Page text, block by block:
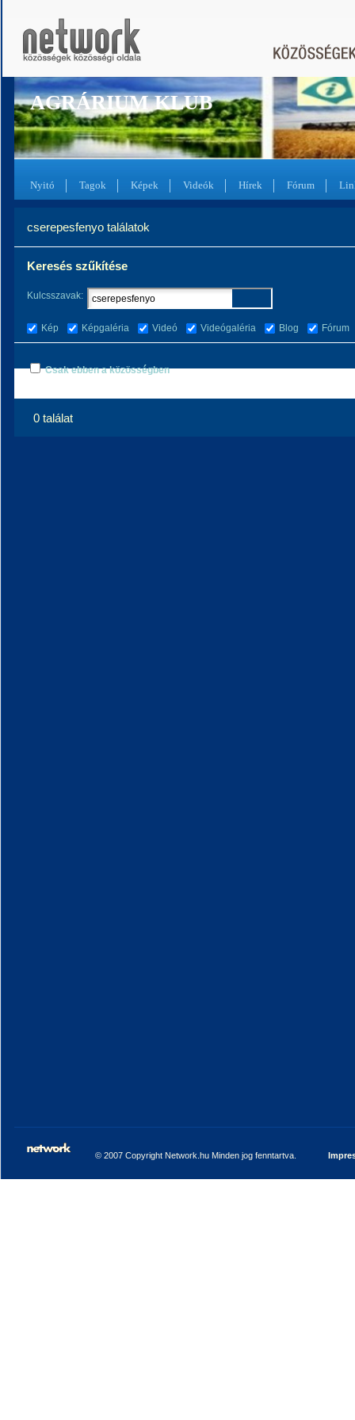
AGRÁRIUM KLUB
Nyitó Tagok Képek Videók Hírek Fórum
cserepesfenyo találatok
Keresés szűkítése
Kulcsszavak:
Kép Képgaléria Videó Videógaléria Blog Fórum
Csak ebben a közösségben
0 találat
© 2007 Copyright Network.hu Minden jog fenntartva.